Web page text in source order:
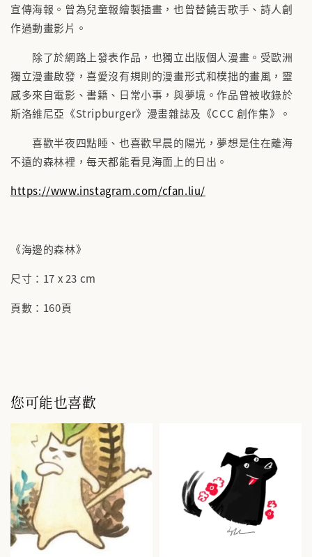
宣傳海報。曾為兒童報繪製插畫，也曾替饒舌歌手、詩人創
作過動畫影片。
除了於網路上發表作品，也獨立出版個人漫畫。受歐洲
獨立漫畫啟發，喜愛沒有規則的漫畫形式和樸拙的畫風，靈
感多來自電影、書籍、日常小事，與夢境。作品曾被收錄於
斯洛維尼亞《Stripburger》漫畫雜誌及《CCC 創作集》。
喜歡半夜四點睡、也喜歡早晨的陽光，夢想是住在離海
不遠的森林裡，每天都能看見海面上的日出。
https://www.instagram.com/cfan.liu/
《海邊的森林》
尺寸：17 x 23 cm
頁數：160頁
您可能也喜歡